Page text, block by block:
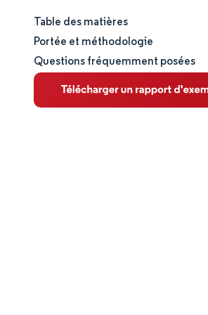
Taille et part de marché
Analyse du marché
Tendances et perspectives
Table des matières
Portée et méthodologie
Questions fréquemment posées